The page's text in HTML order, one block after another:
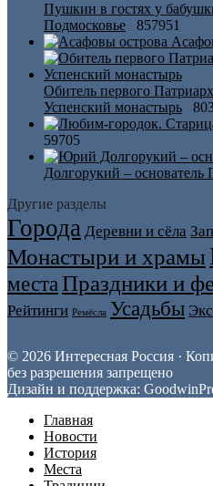
Пушкин в гостях у
Подмосковье
857951
Обитель первого
Успенский монастырь
59705
Долгорукий – основатель
Другие разделы
Города Деревни и сёла
Монастыри и храмы
местаПраздники и
Рейтинги Ремёсла Усадьбы
© 2026 Интересная Россия ·
без разрешения запрещено
Дизайн и поддержка:
Главная
Новости
История
Места